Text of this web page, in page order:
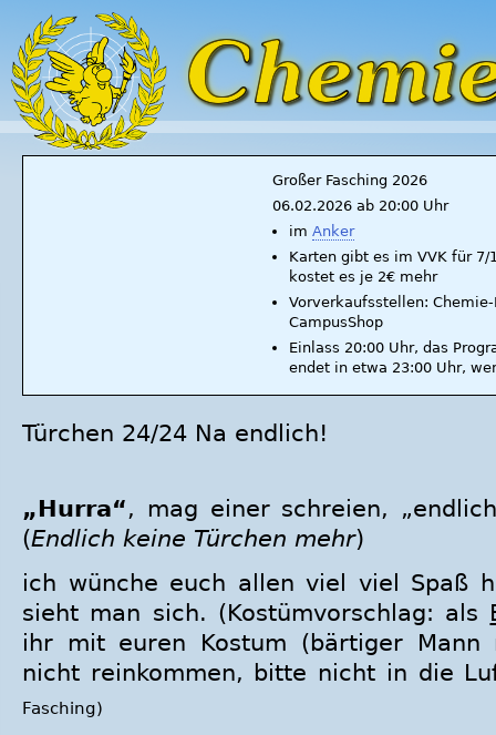
Großer Fasching 2026
06.02.2026 ab 20:00 Uhr
im Anker
Karten gibt es im VVK für 7/
kostet es je 2€ mehr
Vorverkaufsstellen:
CampusShop
Einlass 20:00 Uhr, das
endet in etwa 23:00 Uhr,
Türchen 24/24 Na endlich!
„Hurra“, mag einer schreien,
(Endlich keine Türchen mehr)
ich wünche euch allen viel viel Spaß
sieht man sich. (Kostümvorschlag: als
ihr mit euren Kostum (bärtiger Mann
nicht reinkommen, bitte nicht in die
Fasching)